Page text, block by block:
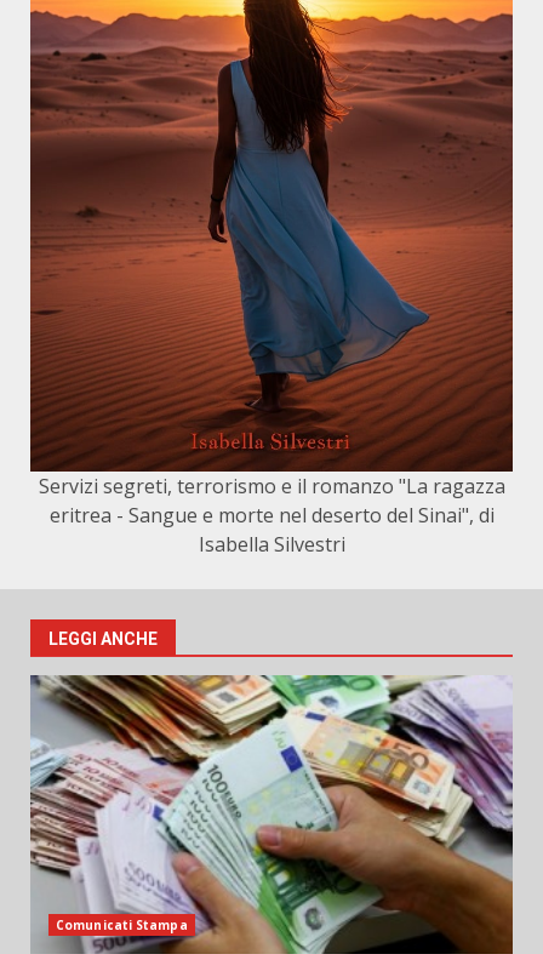
Servizi segreti, terrorismo e il romanzo "La ragazza
eritrea - Sangue e morte nel deserto del Sinai", di
Isabella Silvestri
LEGGI ANCHE
Comunicati Stampa